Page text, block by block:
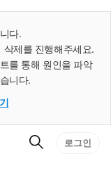
다.
제를 진행해주세요.
를 통해 원인을 파악
니다.
검
로그인